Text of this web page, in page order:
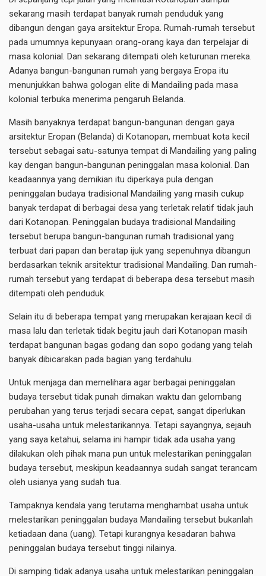
sekarang masih terdapat banyak rumah penduduk yang
dibangun dengan gaya arsitektur Eropa. Rumah-rumah tersebut
pada umumnya kepunyaan orang-orang kaya dan terpelajar di
masa kolonial. Dan sekarang ditempati oleh keturunan mereka.
Adanya bangun-bangunan rumah yang bergaya Eropa itu
menunjukkan bahwa gologan elite di Mandailing pada masa
kolonial terbuka menerima pengaruh Belanda.
Masih banyaknya terdapat bangun-bangunan dengan gaya
arsitektur Eropan (Belanda) di Kotanopan, membuat kota kecil
tersebut sebagai satu-satunya tempat di Mandailing yang paling
kay dengan bangun-bangunan peninggalan masa kolonial. Dan
keadaannya yang demikian itu diperkaya pula dengan
peninggalan budaya tradisional Mandailing yang masih cukup
banyak terdapat di berbagai desa yang terletak relatif tidak jauh
dari Kotanopan. Peninggalan budaya tradisional Mandailing
tersebut berupa bangun-bangunan rumah tradisional yang
terbuat dari papan dan beratap ijuk yang sepenuhnya dibangun
berdasarkan teknik arsitektur tradisional Mandailing. Dan rumah-
rumah tersebut yang terdapat di beberapa desa tersebut masih
ditempati oleh penduduk.
Selain itu di beberapa tempat yang merupakan kerajaan kecil di
masa lalu dan terletak tidak begitu jauh dari Kotanopan masih
terdapat bangunan bagas godang dan sopo godang yang telah
banyak dibicarakan pada bagian yang terdahulu.
Untuk menjaga dan memelihara agar berbagai peninggalan
budaya tersebut tidak punah dimakan waktu dan gelombang
perubahan yang terus terjadi secara cepat, sangat diperlukan
usaha-usaha untuk melestarikannya. Tetapi sayangnya, sejauh
yang saya ketahui, selama ini hampir tidak ada usaha yang
dilakukan oleh pihak mana pun untuk melestarikan peninggalan
budaya tersebut, meskipun keadaannya sudah sangat terancam
oleh usianya yang sudah tua.
Tampaknya kendala yang terutama menghambat usaha untuk
melestarikan peninggalan budaya Mandailing tersebut bukanlah
ketiadaan dana (uang). Tetapi kurangnya kesadaran bahwa
peninggalan budaya tersebut tinggi nilainya.
Di samping tidak adanya usaha untuk melestarikan peninggalan